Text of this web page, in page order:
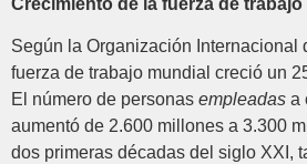
Según la Organización Internacional
fuerza de trabajo mundial creció un
El número de personas empleadas a
aumentó de 2.600 millones a 3.300
dos primeras décadas del siglo XXI,